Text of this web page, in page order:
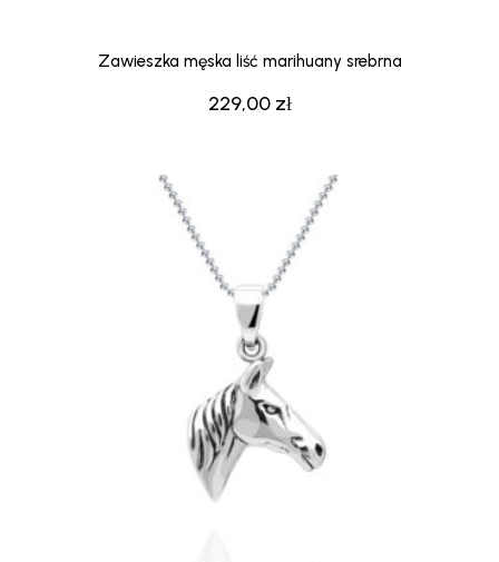
229,00 zł
Zawieszka męska liść marihuany srebrna